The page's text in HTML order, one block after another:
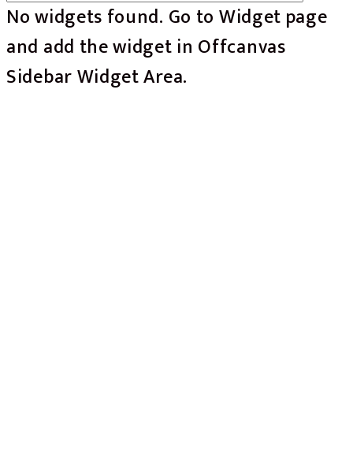
No widgets found. Go to Widget page
and add the widget in Offcanvas
Sidebar Widget Area.